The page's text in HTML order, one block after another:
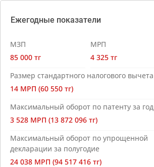
Ежегодные показатели
МЗП
85 000 тг
МРП
4 325 тг
Размер стандартного налогового вычета
14 МРП (60 550 тг)
Максимальный оборот по патенту за год
3 528 МРП (13 872 096 тг)
Максимальный оборот по упрощенной
декларации за полугодие
24 038 МРП (94 517 416 тг)